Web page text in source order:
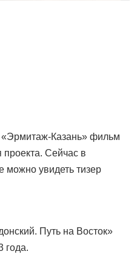
«Эрмитаж-Казань» фильм
Сейчас в
можно увидеть тизер
Путь на Восток»
года.